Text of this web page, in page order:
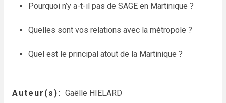
Pourquoi n’y a-t-il pas de SAGE en Martinique ?
Quelles sont vos relations avec la métropole ?
Quel est le principal atout de la Martinique ?
Auteur(s) Gaëlle HIELARD